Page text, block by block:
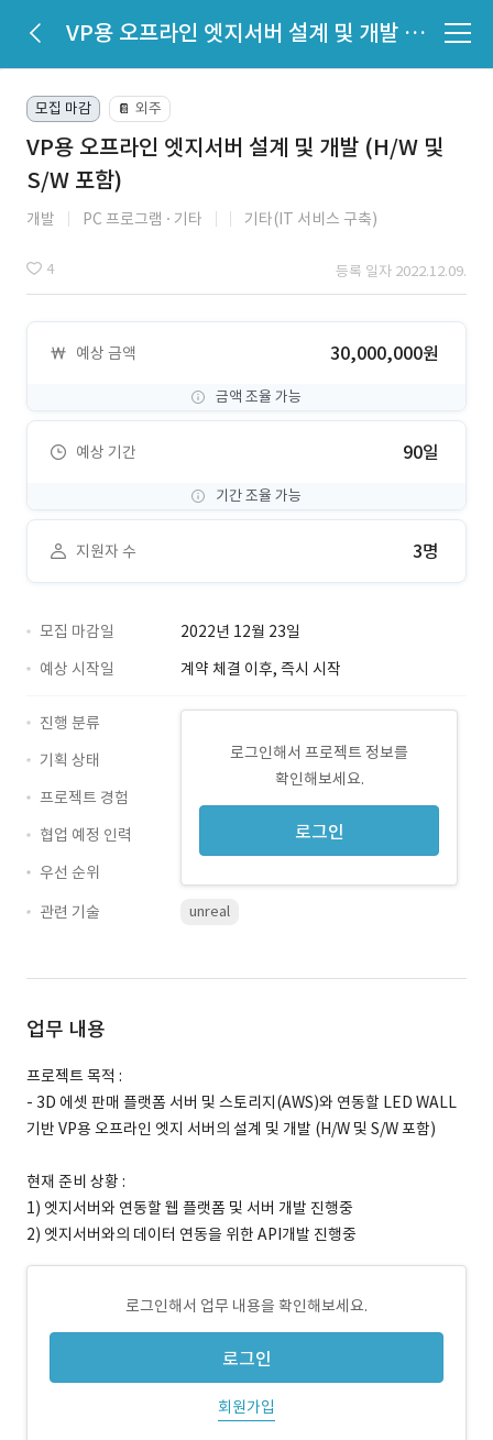
VP용 오프라인 엣지서버 설계 및 개발 (H/W 및 S/W 포함)
모집 마감 📔 외주
VP용 오프라인 엣지서버 설계 및 개발 (H/W 및
S/W 포함)
개발 PC 프로그램 기타 기타(IT 서비스 구축)
4 등록 일자 2022.12.09.
예상 금액 30,000,000원
금액 조율 가능
예상 기간 90일
기간 조율 가능
지원자 수 3명
모집 마감일
2022년 12월 23일
예상 시작일
계약 체결 이후, 즉시 시작
로그인해서 프로젝트 정보를
확인해보세요.
로그인
진행 분류
기획 상태
프로젝트 경험
협업 예정 인력
우선 순위
관련 기술
unreal
업무 내용
프로젝트 목적 :
- 3D 에셋 판매 플랫폼 서버 및 스토리지(AWS)와 연동할 LED WALL
기반 VP용 오프라인 엣지 서버의 설계 및 개발 (H/W 및 S/W 포함)
현재 준비 상황 :
1) 엣지서버와 연동할 웹 플랫폼 및 서버 개발 진행중
2) 엣지서버와의 데이터 연동을 위한 API개발 진행중
로그인해서 업무 내용을 확인해보세요.
로그인
회원가입